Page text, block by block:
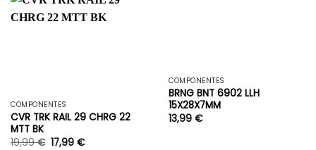
COMPONENTES
CVR TRK RAIL 29 CHRG 22
MTT BK
19,99€ 17,99€
COMPONENTES
BRNG BNT 6902 LLH
15X28X7MM
13,99 €